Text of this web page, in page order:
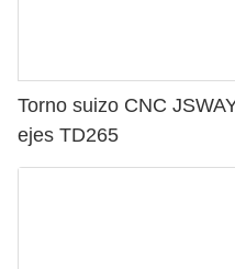
Torno suizo CNC
ejes TD265